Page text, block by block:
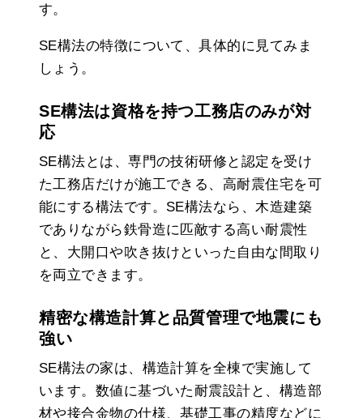
す。
SE構法の特徴について、具体的に見てみま
しょう。
SE構法は資格を持つ工務店のみが対
応
SE構法とは、専門の技術研修と認定を受け
た工務店だけが施工できる、高耐震住宅を可
能にする構法です。SE構法なら、木造建築
でありながら鉄骨造に匹敵する高い耐震性
と、大開口や吹き抜けといった自由な間取り
を両立できます。
精密な構造計算と品質管理で地震にも
強い
SE構法の家は、構造計算を全棟で実施して
います。数値に基づいた耐震設計と、構造部
材や接合金物の仕様、基礎工事の精度などに